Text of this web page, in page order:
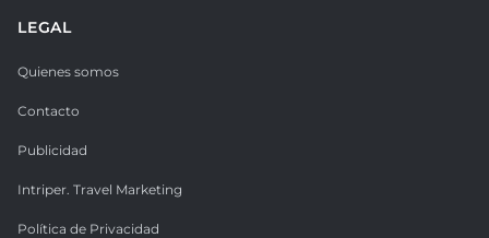
LEGAL
Quienes somos
Contacto
Publicidad
Intriper. Travel Marketing
Política de Privacidad